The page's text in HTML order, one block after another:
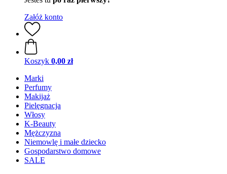
Załóż konto
Koszyk 0,00 zł
Marki
Perfumy
Makijaż
Pielęgnacja
Włosy
K-Beauty
Mężczyzna
Niemowlę i małe dziecko
Gospodarstwo domowe
SALE